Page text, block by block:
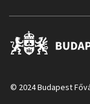
© 2024 Budapest